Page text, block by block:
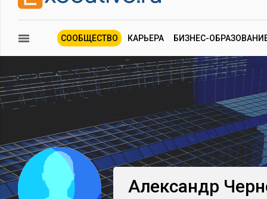
СООБЩЕСТВО КАРЬЕРА БИЗНЕС-
Александр